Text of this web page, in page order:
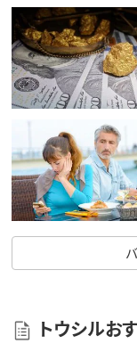
トウシルお